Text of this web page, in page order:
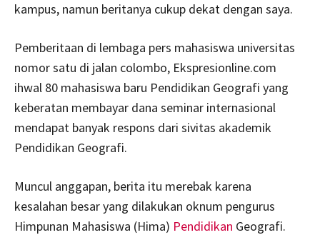
kampus, namun beritanya cukup dekat dengan saya.
Pemberitaan di lembaga pers mahasiswa universitas
nomor satu di jalan colombo, Ekspresionline.com
ihwal 80 mahasiswa baru Pendidikan Geografi yang
keberatan membayar dana seminar internasional
mendapat banyak respons dari sivitas akademik
Pendidikan Geografi.
Muncul anggapan, berita itu merebak karena
kesalahan besar yang dilakukan oknum pengurus
Himpunan Mahasiswa (Hima) Pendidikan Geografi.